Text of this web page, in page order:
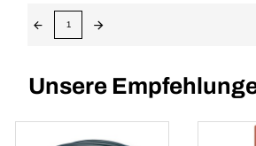
1
Unsere